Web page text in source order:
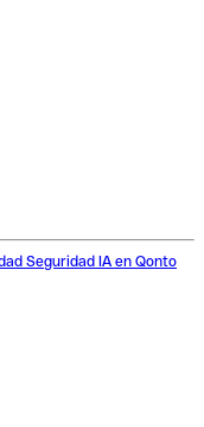
Seguridad IA en Qonto